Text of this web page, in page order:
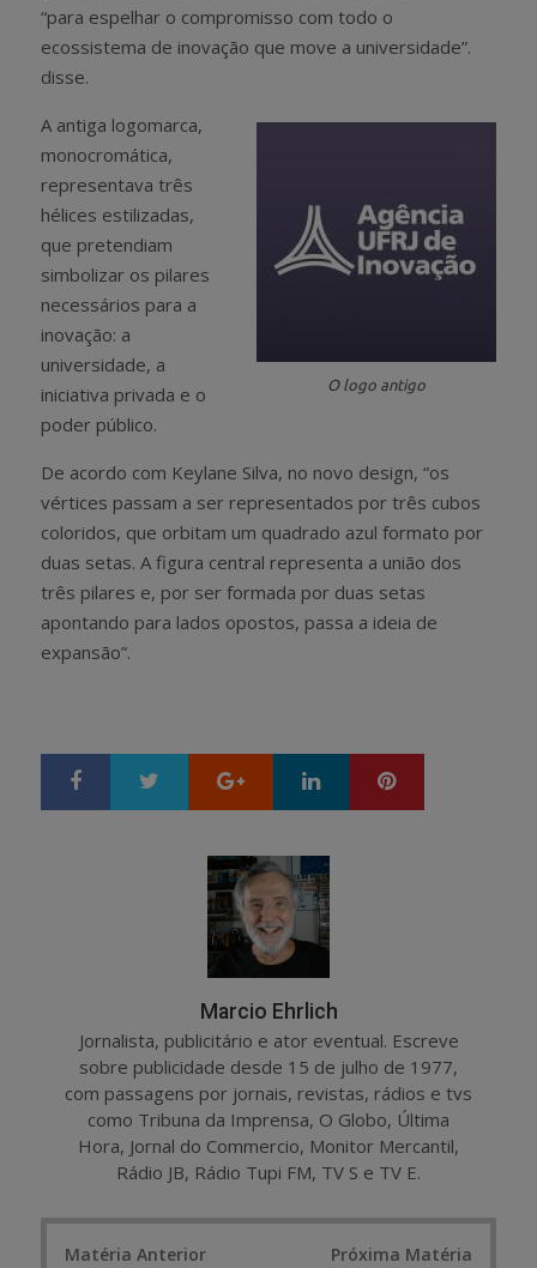
“para espelhar o compromisso com todo o
ecossistema de inovação que move a universidade”.
disse.
O logo antigo
A antiga logomarca,
monocromática,
representava três
hélices estilizadas,
que pretendiam
simbolizar os pilares
necessários para a
inovação: a
universidade, a
iniciativa privada e o
poder público.
De acordo com Keylane Silva, no novo design, “os
vértices passam a ser representados por três cubos
coloridos, que orbitam um quadrado azul formato por
duas setas. A figura central representa a união dos
três pilares e, por ser formada por duas setas
apontando para lados opostos, passa a ideia de
expansão”.
Google+ LinkedIn
Marcio Ehrlich
Jornalista, publicitário e ator eventual. Escreve
sobre publicidade desde 15 de julho de 1977,
com passagens por jornais, revistas, rádios e tvs
como Tribuna da Imprensa, O Globo, Última
Hora, Jornal do Commercio, Monitor Mercantil,
Rádio JB, Rádio Tupi FM, TV S e TV E.
Matéria Anterior Próxima Matéria